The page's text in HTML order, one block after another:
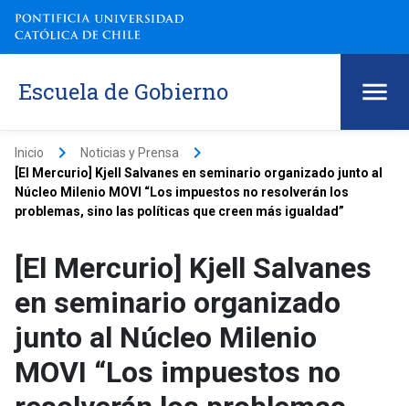
Escuela de Gobierno
Inicio keyboard_arrow_right Noticias y Prensa keyboard_arrow_right
[El Mercurio] Kjell Salvanes en seminario organizado junto al
Núcleo Milenio MOVI “Los impuestos no resolverán los
problemas, sino las políticas que creen más igualdad”
[El Mercurio] Kjell Salvanes
en seminario organizado
junto al Núcleo Milenio
MOVI “Los impuestos no